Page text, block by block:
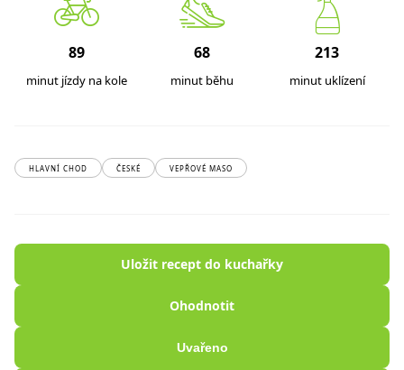
89
minut jízdy na kole
68
minut běhu
213
minut uklízení
HLAVNÍ CHOD ČESKÉ VEPŘOVÉ MASO
Uložit recept do kuchařky
Ohodnotit
Uvařeno